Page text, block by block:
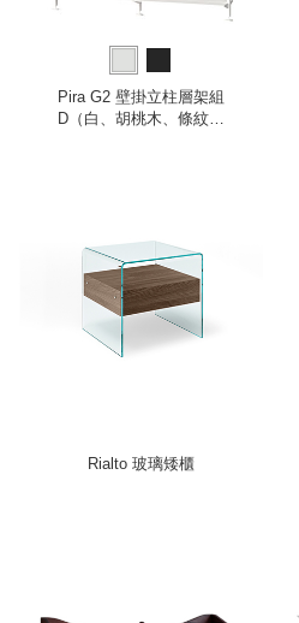
Pira G2 壁掛立柱層架組
D（白、胡桃木、條紋玻
Rialto 玻璃矮櫃